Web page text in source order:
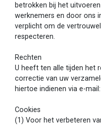
betrokken bij het
werknemers en door ons
verplicht om de
respecteren.
Rechten
U heeft ten alle tijden het
correctie van uw
hiertoe indienen via e-mail:
Cookies
(1) Voor het verbeteren